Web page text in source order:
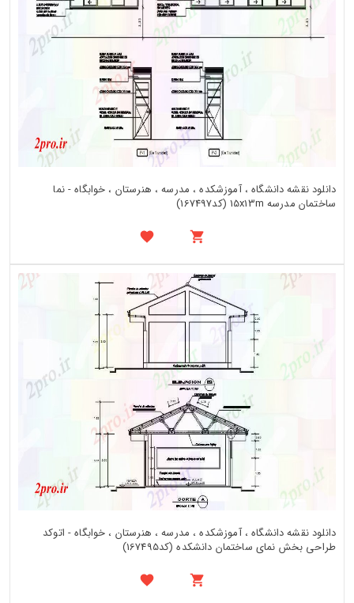
دانلود نقشه دانشگاه ، آموزشکده ، مدرسه ، هنرستان ، خوابگاه - نما
ساختمان مدرسه 15x13m (کد167497)
دانلود نقشه دانشگاه ، آموزشکده ، مدرسه ، هنرستان ، خوابگاه - اتوکد
طراحی بخش نمای ساختمان دانشکده (کد167495)